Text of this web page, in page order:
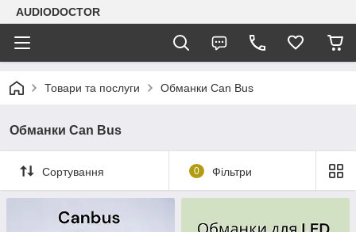
AUDIODOCTOR
Товари та послуги Обманки Can Bus
Обманки Can Bus
Сортування 0 Фільтри